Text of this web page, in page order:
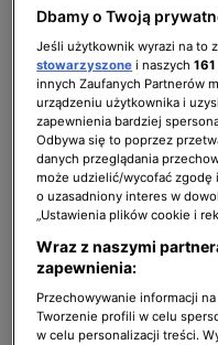
oglądaną stacją w
okresie styczeń-
udział na poziomie
Niezmiennie
pozostaje TVN24
6,5% w grupie
widowni
W pierwszej
liderem swojej
widowni
poziomie prawie
Dbamy o Twoją
Jeśli użytkownik wyrazi na to
stowarzyszone i naszych161
innych Zaufanych Partnerów
urządzeniu użytkownika i
zapewnienia bardziej
Odbywa się to poprzez
danych przeglądania
może udzielić/wycofać zgodę
o uzasadniony interes w
„Ustawienia plików cookie i
Wraz z naszymi
zapewnienia:
Przechowywanie informacji
Tworzenie profili w celu
w celu personalizacji treści.